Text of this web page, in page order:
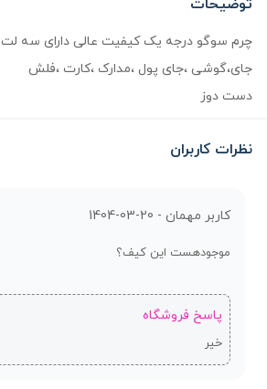
توضیحات
چرم سوگو درجه یک کیفیت عالی دارای سه لت
جای،گوشی ،جای پول ،مدارک ،کارت ،فلش
دست دوز
نظرات کاربران
کاربر مهمان - 1404-03-20
موجودهست این کیف؟
پاسخ فروشگاه
خیر